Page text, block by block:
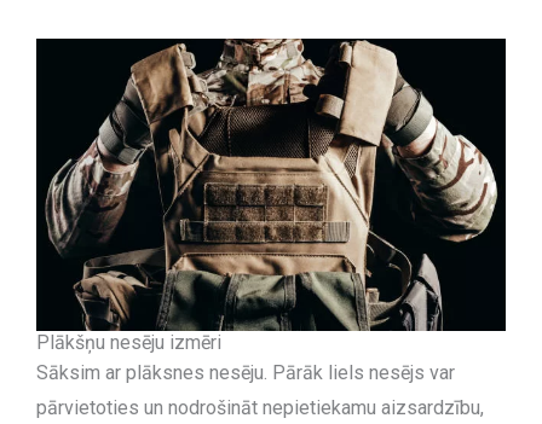
Plākšņu nesēju izmēri
Sāksim ar plāksnes nesēju. Pārāk liels nesējs var
pārvietoties un nodrošināt nepietiekamu aizsardzību,